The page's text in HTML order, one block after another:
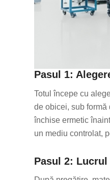
Pasul 1:
Totul începe cu
de obicei, sub
închise ermetic
un mediu controlat,
Pasul 2: